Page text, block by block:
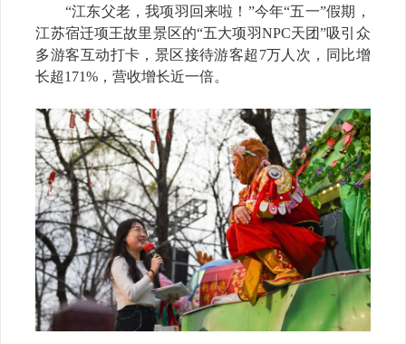
“江东父老，我项羽回来啦！”今年“五一”假期，
江苏宿迁项王故里景区的“五大项羽NPC天团”吸引众
多游客互动打卡，景区接待游客超7万人次，同比增
长超171%，营收增长近一倍。